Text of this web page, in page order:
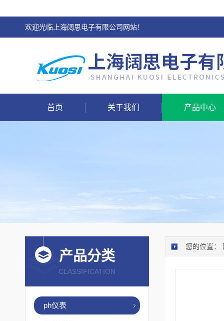
欢迎光临上海阔思电子有限公司网站！
首页 关于我们 产品中心
您的位置：
产品分类
CLASSIFICATION
ph仪表